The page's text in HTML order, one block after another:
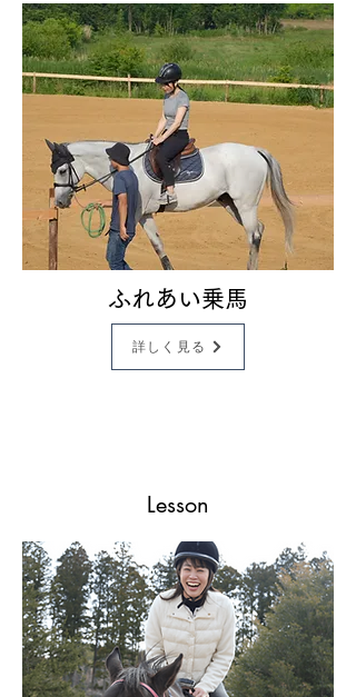
ふれあい乗馬
詳しく見る
Lesson